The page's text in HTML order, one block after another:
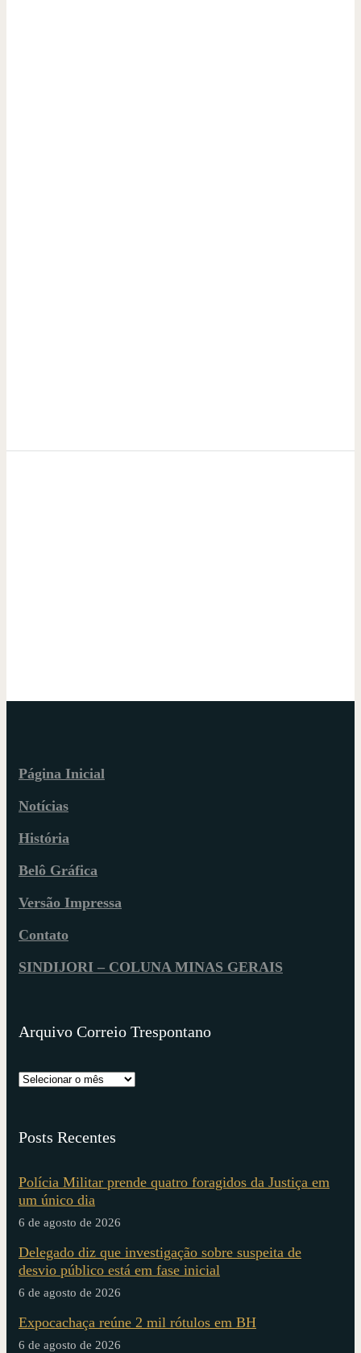
Página Inicial
Notícias
História
Belô Gráfica
Versão Impressa
Contato
SINDIJORI – COLUNA MINAS GERAIS
Arquivo Correio Trespontano
Posts Recentes
Polícia Militar prende quatro foragidos da Justiça em
um único dia
6 de agosto de 2026
Delegado diz que investigação sobre suspeita de
desvio público está em fase inicial
6 de agosto de 2026
Expocachaça reúne 2 mil rótulos em BH
6 de agosto de 2026